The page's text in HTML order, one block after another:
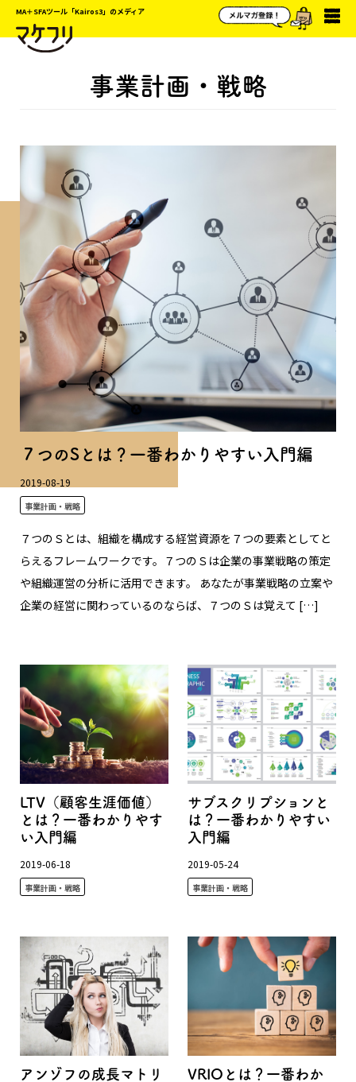
MA＋SFAツール「Kairos3」のメディア
事業計画・戦略
７つのSとは？一番わかりやすい入門編
2019-08-19
事業計画・戦略
７つのＳとは、組織を構成する経営資源を７つの要素としてと
らえるフレームワークです。７つのＳは企業の事業戦略の策定
や組織運営の分析に活用できます。 あなたが事業戦略の立案や
企業の経営に関わっているのならば、７つのＳは覚えて […]
LTV（顧客生涯価値）
とは？一番わかりやす
い入門編
2019-06-18
事業計画・戦略
サブスクリプションと
は？一番わかりやすい
入門編
2019-05-24
事業計画・戦略
アンゾフの成長マトリ
VRIOとは？一番わか